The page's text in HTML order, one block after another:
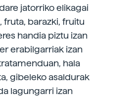
jatorriko elikagai
fruta, barazki, fruitu
handia piztu izan
erabilgarriak izan
hala
gibeleko asaldurak
lagungarri izan